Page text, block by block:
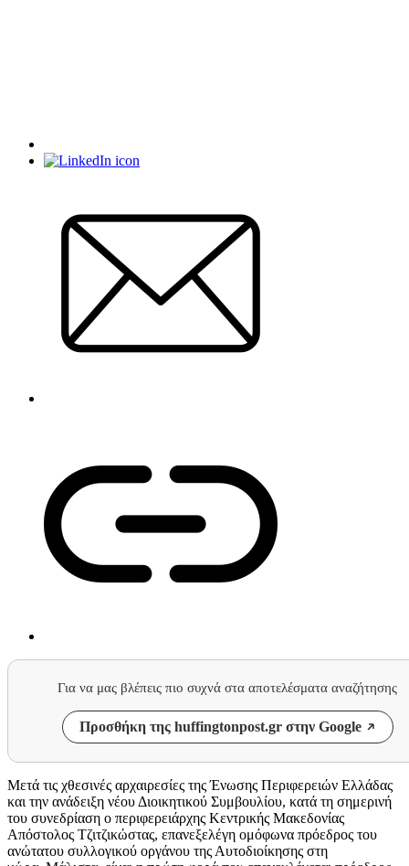
Για να μας βλέπεις πιο συχνά στα αποτελέσματα αναζήτησης
Προσθήκη της huffingtonpost.gr στην Google
Μετά τις χθεσινές αρχαιρεσίες της Ένωσης Περιφερειών Ελλάδας
και την ανάδειξη νέου Διοικητικού Συμβουλίου, κατά τη σημερινή
του συνεδρίαση ο περιφερειάρχης Κεντρικής Μακεδονίας
Απόστολος Τζιτζικώστας, επανεξελέγη ομόφωνα πρόεδρος του
ανώτατου συλλογικού οργάνου της Αυτοδιοίκησης στη